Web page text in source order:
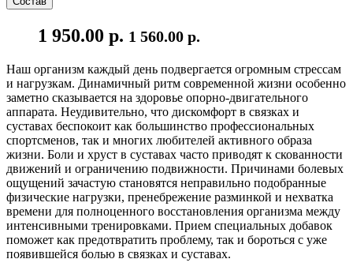
1 950.00 р. 1 560.00 р.
Наш организм каждый день подвергается огромным стрессам
и нагрузкам. Динамичный ритм современной жизни особенно
заметно сказывается на здоровье опорно-двигательного
аппарата. Неудивительно, что дискомфорт в связках и
суставах беспокоит как большинство профессиональных
спортсменов, так и многих любителей активного образа
жизни. Боли и хруст в суставах часто приводят к скованности
движений и ограничению подвижности. Причинами болевых
ощущений зачастую становятся неправильно подобранные
физические нагрузки, пренебрежение разминкой и нехватка
времени для полноценного восстановления организма между
интенсивными тренировками. Прием специальных добавок
поможет как предотвратить проблему, так и бороться с уже
появившейся болью в связках и суставах.